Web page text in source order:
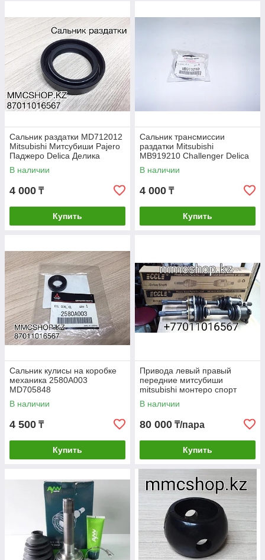
Сальник раздатки MD712012
Mitsubishi Митсубиши Pajero
Паджеро Delica Делика
Montero L200
В наличии
4 000 ₸
Купить
Сальник трансмиссии
раздатки Mitsubishi
MB919210 Challenger Delica
L200 L400 Montero Sport
Pajero Sport
В наличии
4 000 ₸
Купить
Сальник кулисы на коробке
механика 2580A003
MD705848
В наличии
4 500 ₸
Купить
Привода левый правый
передние митсубиши
mitsubishi монтеро спорт
делика паджеро 2 montero
sport delica pajero
В наличии
80 000 ₸/пара
Купить